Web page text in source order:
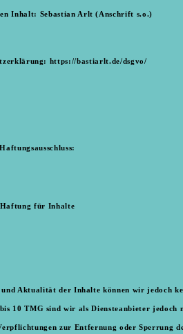
Inhalt: Sebastian Arlt (Anschrift s.o.)
https://bastiarlt.de/dsgvo/
Haftungsausschluss:
Haftung für Inhalte
Aktualität der Inhalte können wir jedoch
10 TMG sind wir als Diensteanbieter
zur Entfernung oder Sperrung